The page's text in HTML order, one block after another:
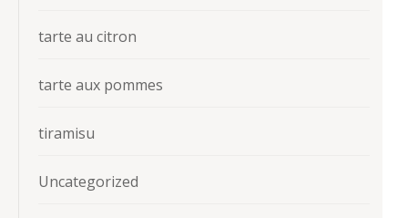
tarte au citron
tarte aux pommes
tiramisu
Uncategorized